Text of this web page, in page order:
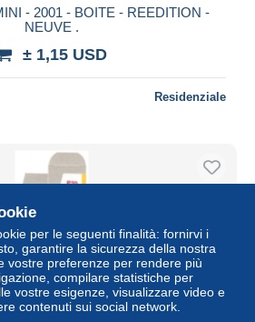
- 2001 - BOITE - REEDITION -
NEUVE .
± 1,15 USD
Residenziale
per le seguenti finalità: fornirvi i
garantire la sicurezza della nostra
vostre preferenze per rendere più
compilare statistiche per
vostre esigenze, visualizzare video e
contenuti sui social network.